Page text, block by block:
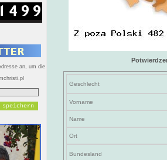
an, um die
Geschlecht
Vorname
Name
Ort
Bundesland